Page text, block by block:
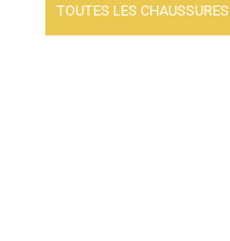
TOUTES LES CHAUSSURES